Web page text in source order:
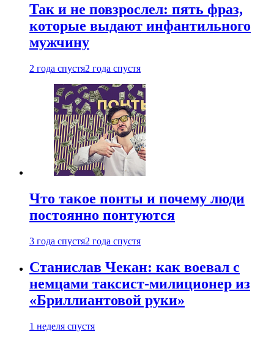
Так и не повзрослел: пять фраз,
которые выдают инфантильного
мужчину
2 года спустя2 года спустя
Что такое понты и почему люди
постоянно понтуются
3 года спустя2 года спустя
Станислав Чекан: как воевал с
немцами таксист-милиционер из
«Бриллиантовой руки»
1 неделя спустя